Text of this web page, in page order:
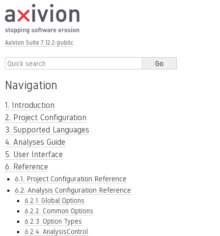
Axivion Suite 7.12.2-public
Navigation
1. Introduction
2. Project Configuration
3. Supported Languages
4. Analyses Guide
5. User Interface
6. Reference
6.1. Project Configuration Reference
6.2. Analysis Configuration Reference
6.2.1. Global Options
6.2.2. Common Options
6.2.3. Option Types
6.2.4. AnalysisControl